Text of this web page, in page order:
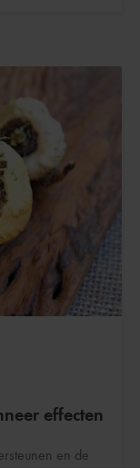
effecten
en de